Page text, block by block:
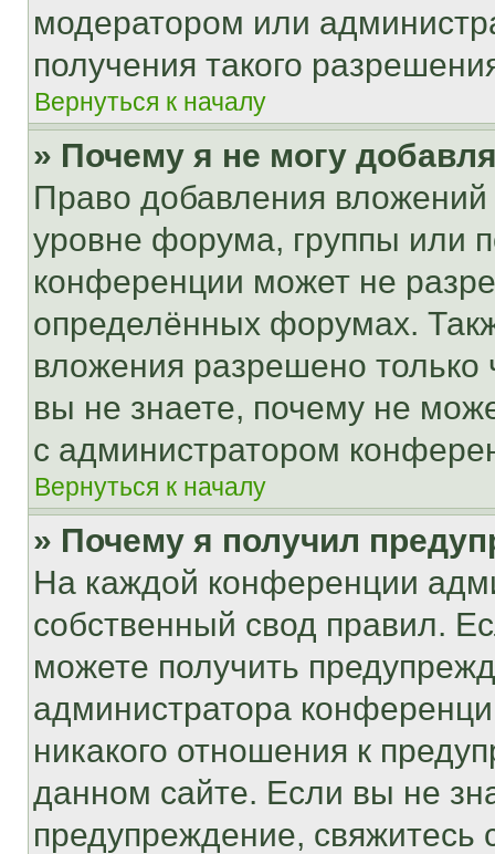
модератором или
получения такого
Вернуться к началу
» Почему я не могу
Право добавления
уровне форума, группы или
конференции может не
определённых форумах.
вложения разрешено
вы не знаете, почему не
с администратором
Вернуться к началу
» Почему я получил
На каждой конференции
собственный свод правил.
можете получить
администратора
никакого отношения к
данном сайте. Если вы не
предупреждение,